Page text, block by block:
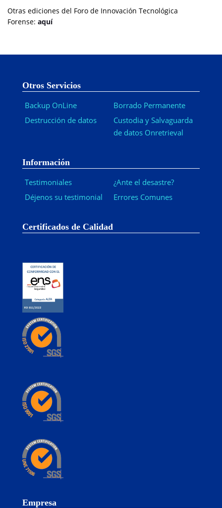
Otras ediciones del Foro de Innovación Tecnológica
Forense: aquí
Otros Servicios
Backup OnLine
Destrucción de datos
Borrado Permanente
Custodia y Salvaguarda
de datos Onretrieval
Información
Testimoniales
Déjenos su testimonial
¿Ante el desastre?
Errores Comunes
Certificados de Calidad
Empresa